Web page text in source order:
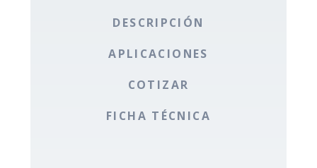
DESCRIPCIÓN
APLICACIONES
COTIZAR
FICHA TÉCNICA